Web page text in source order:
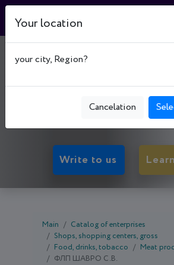
50089, Dnipropetrovsk
Ternivs'kyi р-н, вул.
Write to us
Main
Catalog of enterprises
Shops, shopping centers, gross
Food, drinks, tobacco
Meat
ФЛП ШАВРО С.В.
Your location
your city, Region?
Cancelation